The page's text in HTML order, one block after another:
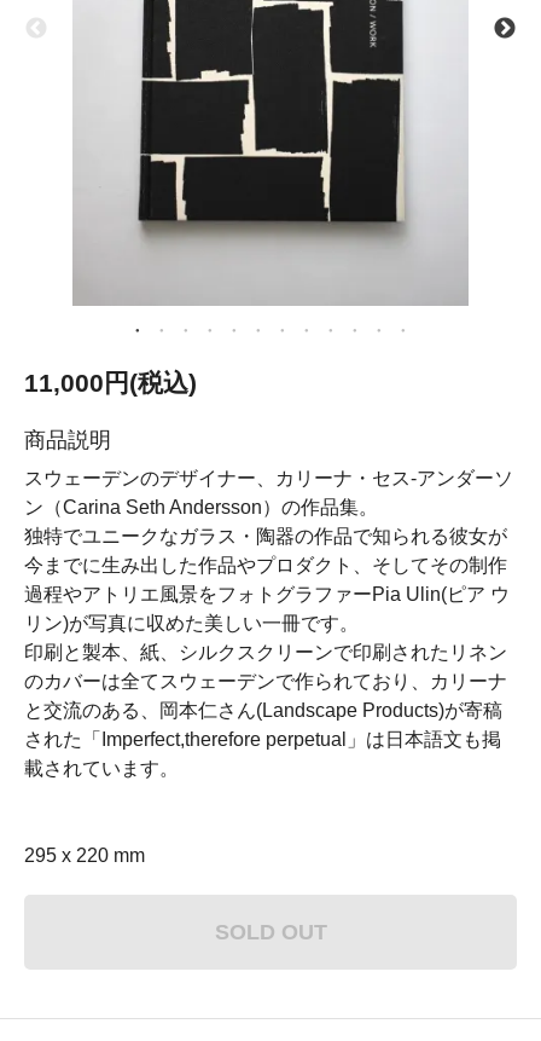
11,000円(税込)
商品説明
スウェーデンのデザイナー、カリーナ・セス-アンダーソ
ン（Carina Seth Andersson）の作品集。
独特でユニークなガラス・陶器の作品で知られる彼女が
今までに生み出した作品やプロダクト、そしてその制作
過程やアトリエ風景をフォトグラファーPia Ulin(ピア ウ
リン)が写真に収めた美しい一冊です。
印刷と製本、紙、シルクスクリーンで印刷されたリネン
のカバーは全てスウェーデンで作られており、カリーナ
と交流のある、岡本仁さん(Landscape Products)が寄稿
された「Imperfect,therefore perpetual」は日本語文も掲
載されています。
295 x 220 mm
SOLD OUT